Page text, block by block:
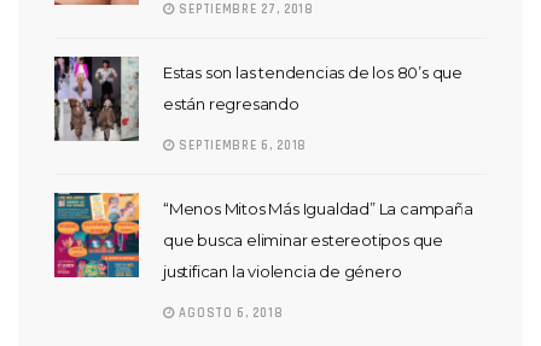
SEPTIEMBRE 27, 2018
Estas son las tendencias de los 80’s que
están regresando
SEPTIEMBRE 6, 2018
“Menos Mitos Más Igualdad” La campaña
que busca eliminar estereotipos que
justifican la violencia de género
AGOSTO 6, 2018